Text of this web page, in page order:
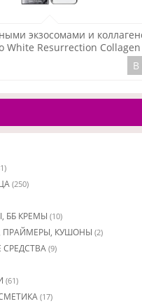
экзосомами и
White Resurrection
В
(250)
ББ КРЕМЫ (10)
ПРАЙМЕРЫ, КУШОНЫ (2)
(9)
(61)
(17)